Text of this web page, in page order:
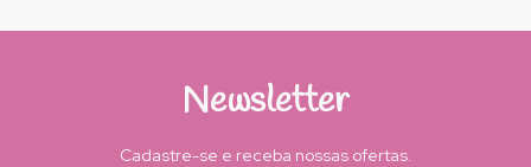
Newsletter
Cadastre-se e receba nossas ofertas.